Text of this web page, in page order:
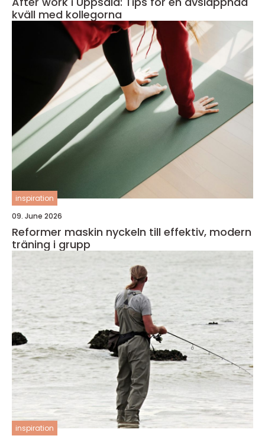
kväll med kollegorna
inspiration
09. June 2026
Reformer maskin nyckeln till effektiv, modern
träning i grupp
inspiration